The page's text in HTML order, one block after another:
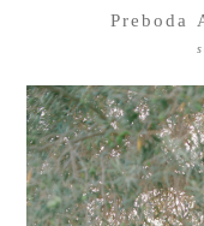
Preboda